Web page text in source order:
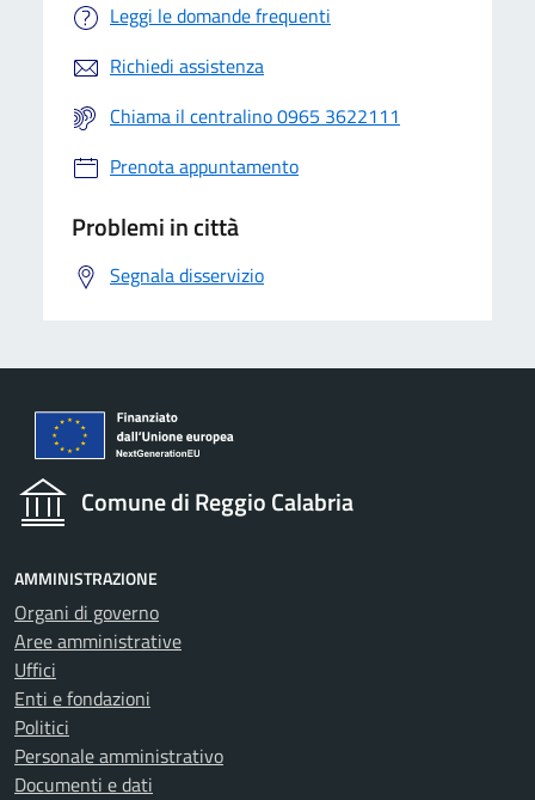
Leggi le domande frequenti
Richiedi assistenza
Chiama il centralino 0965 3622111
Prenota appuntamento
Problemi in città
Segnala disservizio
Comune di Reggio Calabria
AMMINISTRAZIONE
Organi di governo
Aree amministrative
Uffici
Enti e fondazioni
Politici
Personale amministrativo
Documenti e dati